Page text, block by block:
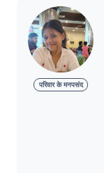
परिवार के मनपसंद